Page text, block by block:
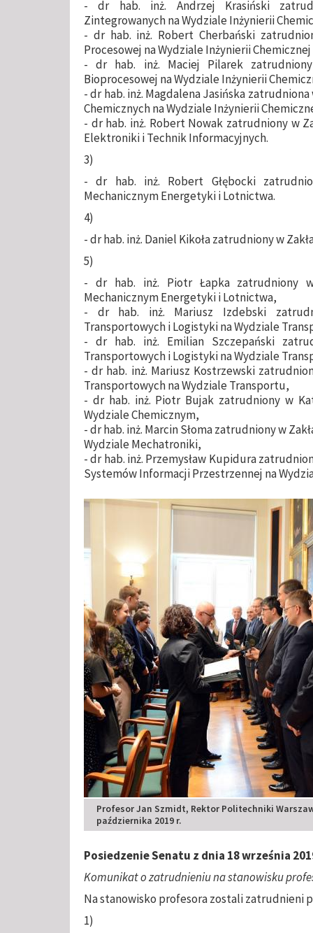
- dr hab. inż. Andrzej Krasiński
Zintegrowanych na Wydziale Inżynierii
- dr hab. inż. Robert Cherbański
Procesowej na Wydziale Inżynierii
- dr hab. inż. Maciej Pilarek
Bioprocesowej na Wydziale Inżynierii
- dr hab. inż. Magdalena Jasińska
Chemicznych na Wydziale Inżynierii
- dr hab. inż. Robert Nowak zatrudniony w
Elektroniki i Technik Informacyjnych.
3)
- dr hab. inż. Robert Głębocki
Mechanicznym Energetyki i Lotnictwa.
4)
- dr hab. inż. Daniel Kikoła zatrudniony w
5)
- dr hab. inż. Piotr Łapka zatrudniony
Mechanicznym Energetyki i Lotnictwa,
- dr hab. inż. Mariusz Izdebski
Transportowych i Logistyki na Wydziale
- dr hab. inż. Emilian Szczepański
Transportowych i Logistyki na Wydziale
- dr hab. inż. Mariusz Kostrzewski
Transportowych na Wydziale Transportu,
- dr hab. inż. Piotr Bujak zatrudniony w
Wydziale Chemicznym,
- dr hab. inż. Marcin Słoma zatrudniony w
Wydziale Mechatroniki,
- dr hab. inż. Przemysław Kupidura
Systemów Informacji Przestrzennej na
Profesor Jan Szmidt, Rektor Politechniki
października 2019 r.
Posiedzenie Senatu z dnia 18 września
Komunikat o zatrudnieniu na stanowisku
Na stanowisko profesora zostali zatrudnieni
1)